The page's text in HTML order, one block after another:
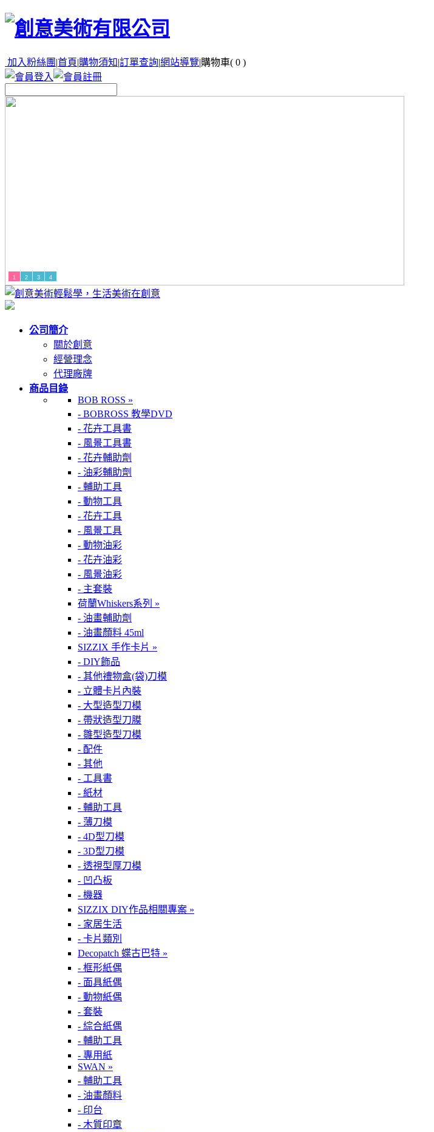
加入粉絲團 |首頁|購物須知|訂單查詢|網站導覽|購物車( 0 )
1 2 3 4
公司簡介
關於創意
經營理念
代理廠牌
商品目錄
BOB ROSS »
- BOBROSS 教學DVD
- 花卉工具書
- 風景工具書
- 花卉輔助劑
- 油彩輔助劑
- 輔助工具
- 動物工具
- 花卉工具
- 風景工具
- 動物油彩
- 花卉油彩
- 風景油彩
- 主套裝
荷蘭Whiskers系列 »
- 油畫輔助劑
- 油畫顏料 45ml
SIZZIX 手作卡片 »
- DIY飾品
- 其他禮物盒(袋)刀模
- 立體卡片內裝
- 大型造型刀模
- 帶狀造型刀膜
- 雛型造型刀模
- 配件
- 其他
- 工具書
- 紙材
- 輔助工具
- 薄刀模
- 4D型刀模
- 3D型刀模
- 透視型厚刀模
- 凹凸板
- 機器
SIZZIX DIY作品相關專案 »
- 家居生活
- 卡片類別
Decopatch 蝶古巴特 »
- 框形紙偶
- 面具紙偶
- 動物紙偶
- 套裝
- 綜合紙偶
- 輔助工具
- 專用紙
SWAN »
- 輔助工具
- 油畫顏料
- 印台
- 木質印章